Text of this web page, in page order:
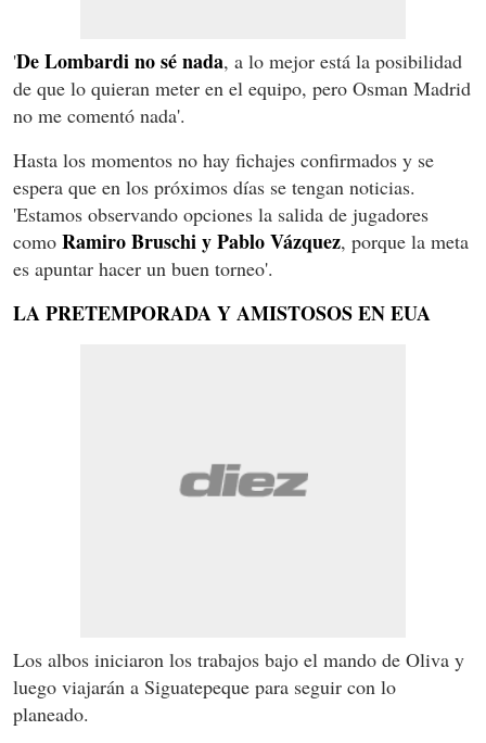
'De Lombardi no sé nada, a lo mejor está la posibilidad
de que lo quieran meter en el equipo, pero Osman Madrid
no me comentó nada'.
Hasta los momentos no hay fichajes confirmados y se
espera que en los próximos días se tengan noticias.
'Estamos observando opciones la salida de jugadores
como Ramiro Bruschi y Pablo Vázquez, porque la meta
es apuntar hacer un buen torneo'.
LA PRETEMPORADA Y AMISTOSOS EN EUA
Los albos iniciaron los trabajos bajo el mando de Oliva y
luego viajarán a Siguatepeque para seguir con lo
planeado.